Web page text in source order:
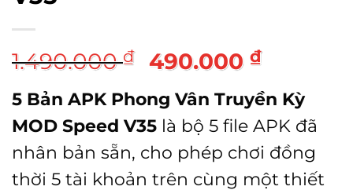
1.490.000₫
Giá
gốc
là:
1.490.000 ₫.
490.000 ₫Giá
hiện
tại
là:
5 Bản APK Phong Vân Truyền Kỳ
MOD Speed V35 là bộ 5 file APK đã
nhân bản sẵn, cho phép chơi đồng
thời 5 tài khoản trên cùng một thiết